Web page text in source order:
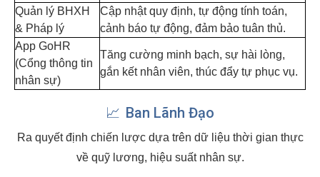
Quản lý BHXH
& Pháp lý
Cập nhật quy định, tự động tính toán,
cảnh báo tự động, đảm bảo tuân thủ.
App GoHR
(Cổng thông tin
nhân sự)
Tăng cường minh bạch, sự hài lòng,
gắn kết nhân viên, thúc đẩy tự phục vụ.
📈 Ban Lãnh Đạo
Ra quyết định chiến lược dựa trên dữ liệu thời gian thực
về quỹ lương, hiệu suất nhân sự.